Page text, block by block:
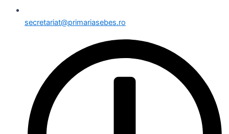
secretariat@primariasebes.ro